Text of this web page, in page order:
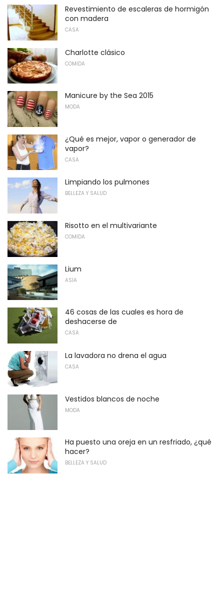
Revestimiento de escaleras de hormigón
con madera
CASA
Charlotte clásico
COMIDA
Manicure by the Sea 2015
MODA
¿Qué es mejor, vapor o generador de
vapor?
CASA
Limpiando los pulmones
BELLEZA Y SALUD
Risotto en el multivariante
COMIDA
Lium
ASIA
46 cosas de las cuales es hora de
deshacerse de
CASA
La lavadora no drena el agua
CASA
Vestidos blancos de noche
MODA
Ha puesto una oreja en un resfriado, ¿qué
hacer?
BELLEZA Y SALUD